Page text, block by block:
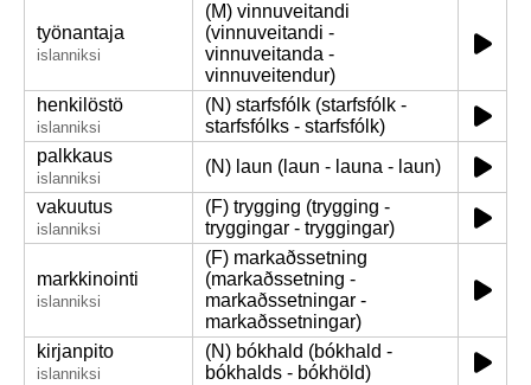
työnantaja
islanniksi
(M) vinnuveitandi
(vinnuveitandi -
vinnuveitanda -
vinnuveitendur)
henkilöstö
islanniksi
(N) starfsfólk (starfsfólk -
starfsfólks - starfsfólk)
palkkaus
islanniksi
(N) laun (laun - launa - laun)
vakuutus
islanniksi
(F) trygging (trygging -
tryggingar - tryggingar)
markkinointi
islanniksi
(F) markaðssetning
(markaðssetning -
markaðssetningar -
markaðssetningar)
kirjanpito
islanniksi
(N) bókhald (bókhald -
bókhalds - bókhöld)